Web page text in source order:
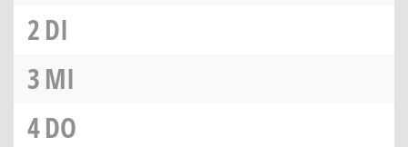
2DI
3MI
4DO